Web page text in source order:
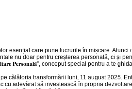
esențial care pune lucrurile în mișcare.
nu doar pentru creșterea personală, ci și
𝐏𝐞𝐫𝐬𝐨𝐧𝐚𝐥𝐚̆”, conceput special pentru a te
călătoria transformării luni, 11 august 2025.
adevărat să investească în propria